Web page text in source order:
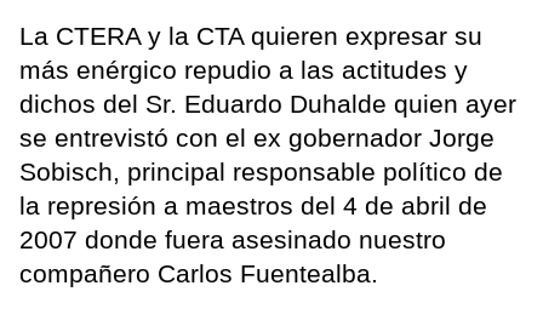
La CTERA y la CTA quieren expresar su
más enérgico repudio a las actitudes y
dichos del Sr. Eduardo Duhalde quien ayer
se entrevistó con el ex gobernador Jorge
Sobisch, principal responsable político de
la represión a maestros del 4 de abril de
2007 donde fuera asesinado nuestro
compañero Carlos Fuentealba.